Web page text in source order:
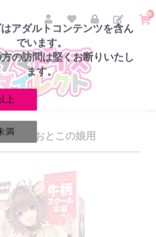
アダルトコンテンツを含ん
でいます。
の訪問は堅くお断りいたし
ます。
上
満
0
水着 おとこの娘用